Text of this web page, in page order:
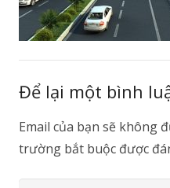
Để lại một bình
Email của bạn sẽ không
trường bắt buộc được